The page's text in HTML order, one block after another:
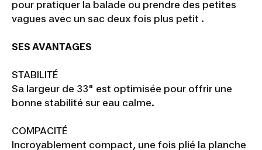
pour pratiquer la balade ou prendre des petites
vagues avec un sac deux fois plus petit .
SES AVANTAGES
STABILITÉ
Sa largeur de 33" est optimisée pour offrir une
bonne stabilité sur eau calme.
COMPACITÉ
Incroyablement compact, une fois plié la planche